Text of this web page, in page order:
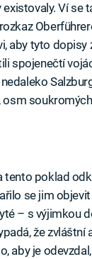
Ví se
aby tyto dopisy
spojenečtí
tento poklad
se jim
– s výjimkou
že zvláštní
aby je